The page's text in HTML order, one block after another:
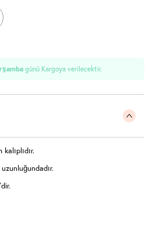
günü Kargoya verilecektir.